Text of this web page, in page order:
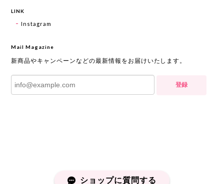
LINK
Instagram
Mail Magazine
新商品やキャンペーンなどの最新情報をお届けいたします。
登録
ショップに質問する